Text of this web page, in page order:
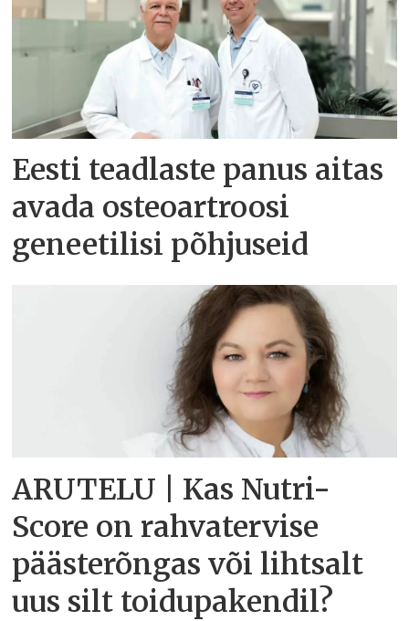
Eesti teadlaste panus aitas
avada osteoartroosi
geneetilisi põhjuseid
ARUTELU | Kas Nutri-
Score on rahvatervise
päästerõngas või lihtsalt
uus silt toidupakendil?